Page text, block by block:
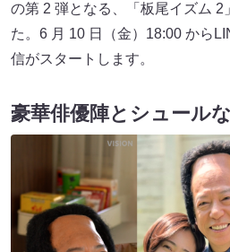
の第 2 弾となる、「板尾イズム 2
た。6 月 10 日（金）18:00 から
信がスタートします。
豪華俳優陣とシュール